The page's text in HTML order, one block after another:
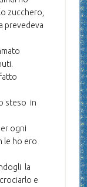
zucchero,
prevedeva
steso in
ogni
le ho ero
la
e